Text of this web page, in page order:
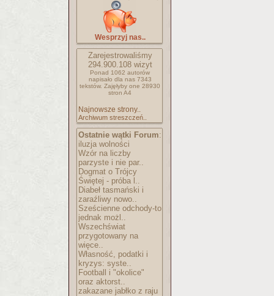
Wesprzyj nas..
Zarejestrowaliśmy
294.900.108wizyt
Ponad 1062 autorów
napisało dla nas 7343
tekstów. Zajęłyby one 28930
stron A4
Najnowsze strony..
Archiwum streszczeń..
Ostatnie wątki Forum:
iluzja wolności
Wzór na liczby
parzyste i nie par..
Dogmat o Trójcy
Świętej - próba l..
Diabeł tasmański i
zaraźliwy nowo..
Sześcienne odchody-to
jednak możl..
Wszechświat
przygotowany na
więce..
Własność, podatki i
kryzys: syste..
Football i "okolice"
oraz aktorst..
zakazane jabłko z raju